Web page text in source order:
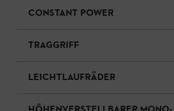
CONSTANT POWER
TRAGGRIFF
LEICHTLAUFRÄDER